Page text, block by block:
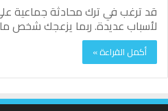
لأسباب عديدة. ربما يزعجك شخص
أكمل القراءة »